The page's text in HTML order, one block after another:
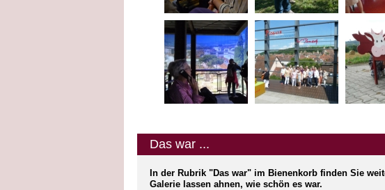
Das war ...
In der Rubrik "Das war" im Bienenkorb finden Sie
Galerie lassen ahnen, wie schön es war.